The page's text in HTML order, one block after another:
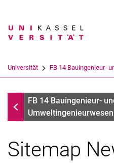
Suchbegriff
Suchen
Universität FB 14 Bauingenieur-
InfothekFB 14 Bauingenieur-
Umweltingenieurwesen
Sitemap